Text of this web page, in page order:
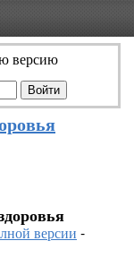
версию
версии -